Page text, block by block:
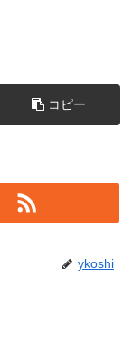
コピー
ykoshi